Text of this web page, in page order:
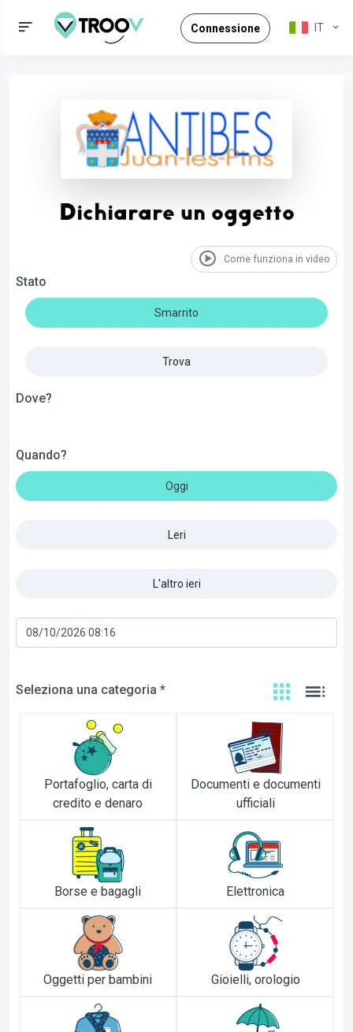
Connessione IT
Dichiarare un oggetto
Come funziona in video
Stato
Smarrito
Trova
Dove?
Quando?
Oggi
Leri
L'altro ieri
Seleziona una categoria *
Portafoglio, carta di
credito e denaro
Documenti e documenti
ufficiali
Borse e bagagli Elettronica
Oggetti per bambini Gioielli, orologio